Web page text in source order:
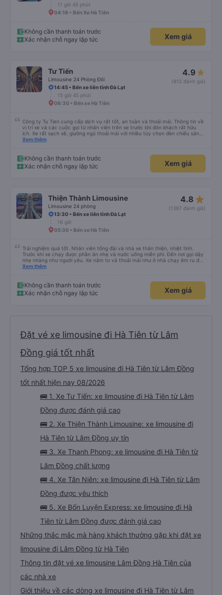
11 giờ 45 phút
04:16 • Bến Xe Hà Tiên
Không cần thanh toán trước
Xác nhận chỗ ngay lập tức
Xem giá
Tư Tiến
Limousine 24 Phòng Đôi
4.9
(812 đánh giá)
14:45 • Bến xe liên tỉnh Đà Lạt
15 giờ 45 phút
06:30 • Bến xe Hà Tiên
Công ty Tu Tien cung cấp dịch vụ rất tốt, an toàn và thoải mái. Thông tin về
vị trí xe và các cuộc gọi từ nhân viên trên xe trước khi đón khách rất hữu
ích. Xe rất sạch sẽ, giường ngủ thoải mái với nhiều tùy chọn đèn chiếu sáng
và cổng USB được đặt ở vị trí thuận tiện. Nhân viên rất lịch sự và xe đến
Xem thêm
Không cần thanh toán trước
Xác nhận chỗ ngay lập tức
Xem giá
Thiện Thành Limousine
Limousine 24 phòng
4.8 star_rate
(1387 đánh giá)
13:30 • Bến xe liên tỉnh Đà Lạt
16 giờ
05:30 • Bến xe Hà Tiên
Trải nghiệm quá tốt. Nhân viên tổng đài và nhà xe thân thiện, nhiệt tình.
Trước khi xe chạy được phần ăn nhẹ và nước uống miễn phí. Đến nơi gọi dậy
nhẹ nhàng như người yêu. Xe nằm to và thoải mái như ở nhà chạy êm ru đến
nơi lúc nào không hay luôn. I had very good experience with this bus
woke us up as they were waking up up their lovers. If you are foreigners and
planning to take this bus, please don’t hesitate as the seats are big and
comfortable enough for you to sleep on.
Xem thêm
Không cần thanh toán trước
Xác nhận chỗ ngay lập tức
Xem giá
Đặt vé xe limousine đi Hà Tiên từ Lâm
Đồng giá tốt nhất
Tổng hợp TOP 5 xe limousine đi Hà Tiên từ Lâm Đồng
tốt nhất hiện nay 08/2026
🚌 1. Xe Tư Tiến: xe limousine đi Hà Tiên từ Lâm
Đồng được đánh giá cao
🚌 2. Xe Thiện Thành Limousine: xe limousine đi
Hà Tiên từ Lâm Đồng uy tín
🚌 3. Xe Thanh Phong: xe limousine đi Hà Tiên từ
Lâm Đồng chất lượng
🚌 4. Xe Tân Niên: xe limousine đi Hà Tiên từ Lâm
Đồng được yêu thích
🚌 5. Xe Bốn Luyện Express: xe limousine đi Hà
Tiên từ Lâm Đồng được đánh giá cao
Những thắc mắc mà hàng khách thường gặp khi đặt xe
limousine đi Lâm Đồng từ Hà Tiên
Thông tin đặt vé xe limousine Lâm Đồng Hà Tiên của
các nhà xe
Giới thiệu về các dòng xe limousine đi Hà Tiên từ Lâm